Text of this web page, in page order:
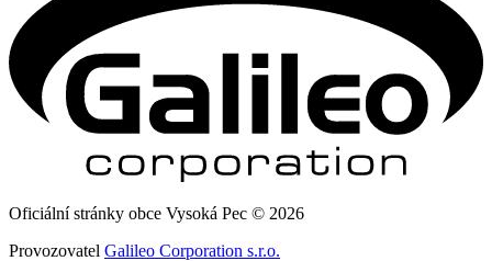
Oficiální stránky obce Vysoká Pec © 2026
Provozovatel Galileo Corporation s.r.o.